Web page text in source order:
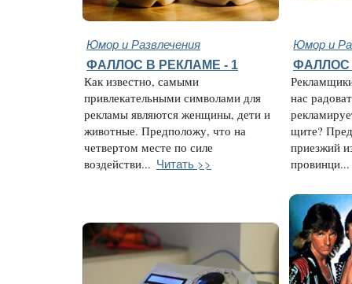
Юмор и Развлечения Юмор и
ФАЛЛОС В РЕКЛАМЕ - 1
Как известно, самыми
привлекательными символами для
рекламы являются женщины, дети и
животные. Предположу, что на
четвертом месте по силе
воздействи... Читать >>
ФАЛЛОС
нас
щите?
приезжий
провинци...